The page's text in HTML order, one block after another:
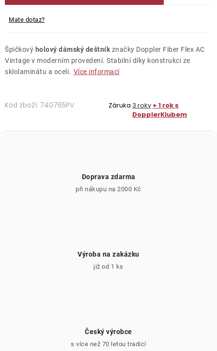
Mate dotaz?
Špičkový holový dámský deštník značky Doppler Fiber Flex AC
Vintage v moderním provedení. Stabilní díky konstrukci ze
sklolaminátu a oceli. Více informací
Kód zboží: 740765PV Záruka 3 roky + 1 rok s
DopplerKlubem
Doprava zdarma
při nákupu na 2000 Kč
Výroba na zakázku
již od 1 ks
Český výrobce
s více než 70 letou tradicí